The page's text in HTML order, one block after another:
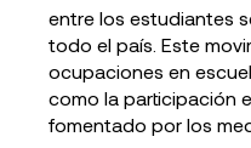
entre los estudiantes
todo el país. Este
ocupaciones en
como la participación
fomentado por los